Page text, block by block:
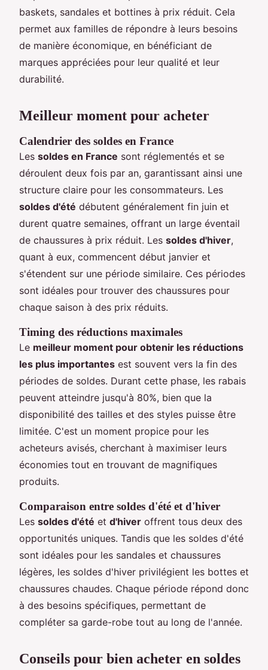
baskets, sandales et bottines à prix réduit. Cela
permet aux familles de répondre à leurs besoins
de manière économique, en bénéficiant de
marques appréciées pour leur qualité et leur
durabilité.
Meilleur moment pour acheter
Calendrier des soldes en France
Les soldes en France sont réglementés et se
déroulent deux fois par an, garantissant ainsi une
structure claire pour les consommateurs. Les
soldes d'été débutent généralement fin juin et
durent quatre semaines, offrant un large éventail
de chaussures à prix réduit. Les soldes d'hiver,
quant à eux, commencent début janvier et
s'étendent sur une période similaire. Ces périodes
sont idéales pour trouver des chaussures pour
chaque saison à des prix réduits.
Timing des réductions maximales
Le meilleur moment pour obtenir les réductions
les plus importantes est souvent vers la fin des
périodes de soldes. Durant cette phase, les rabais
peuvent atteindre jusqu'à 80%, bien que la
disponibilité des tailles et des styles puisse être
limitée. C'est un moment propice pour les
acheteurs avisés, cherchant à maximiser leurs
économies tout en trouvant de magnifiques
produits.
Comparaison entre soldes d'été et d'hiver
Les soldes d'été et d'hiver offrent tous deux des
opportunités uniques. Tandis que les soldes d'été
sont idéales pour les sandales et chaussures
légères, les soldes d'hiver privilégient les bottes et
chaussures chaudes. Chaque période répond donc
à des besoins spécifiques, permettant de
compléter sa garde-robe tout au long de l'année.
Conseils pour bien acheter en soldes